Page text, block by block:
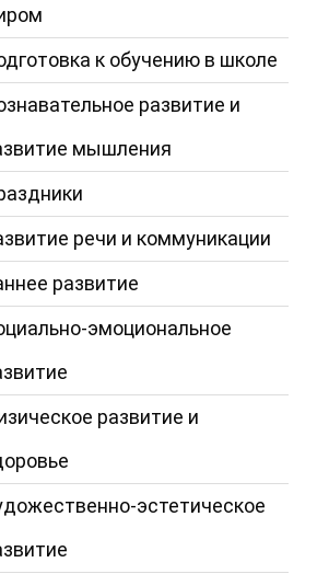
к обучению в школе
развитие и
мышления
речи и коммуникации
развитие
эмоциональное
развитие и
эстетическое